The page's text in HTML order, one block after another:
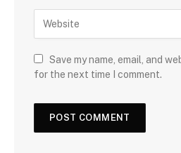
Save my name, email, and
for the next time I comment.